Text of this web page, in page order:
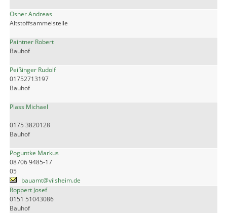
Osner Andreas
Altstoffsammelstelle
Paintner Robert
Bauhof
Peißinger Rudolf
01752713197
Bauhof
Plass Michael
0175 3820128
Bauhof
Poguntke Markus
08706 9485-17
05
bauamt@vilsheim.de
Roppert Josef
0151 51043086
Bauhof